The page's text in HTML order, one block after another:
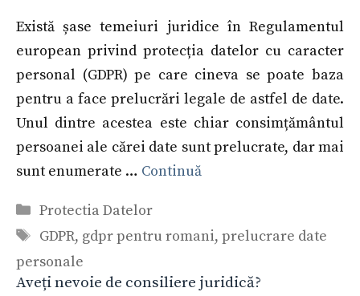
Există șase temeiuri juridice în Regulamentul
european privind protecția datelor cu caracter
personal (GDPR) pe care cineva se poate baza
pentru a face prelucrări legale de astfel de date.
Unul dintre acestea este chiar consimțământul
persoanei ale cărei date sunt prelucrate, dar mai
sunt enumerate … Continuă
Categorii
Protectia Datelor
Etichete
GDPR, gdpr pentru romani, prelucrare date
personale
Aveți nevoie de consiliere juridică?